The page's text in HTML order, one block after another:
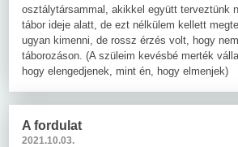
osztálytársammal, akikkel együtt terveztünk
tábor ideje alatt, de ezt nélkülem kellett
ugyan kimenni, de rossz érzés volt, hogy
táborozáson. (A szüleim kevésbé merték
hogy elengedjenek, mint én, hogy elmenjek)
A fordulat
2021.10.03.